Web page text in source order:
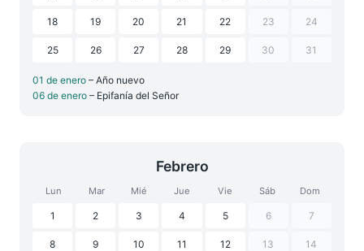
18 19 20 21 22 23 24
25 26 27 28 29 30 31
01 de enero – Año nuevo
06 de enero – Epifanía del Señor
Febrero
Lun Mar Mié Jue Vie Sáb Dom
1 2 3 4 5 6 7
8 9 10 11 12 13 14